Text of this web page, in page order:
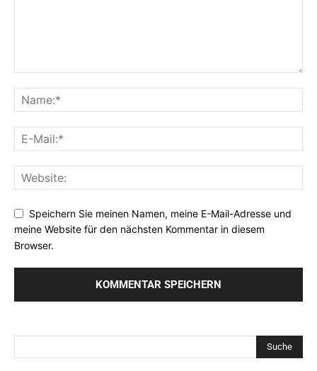
Speichern Sie meinen Namen, meine E-Mail-Adresse und
meine Website für den nächsten Kommentar in diesem
Browser.